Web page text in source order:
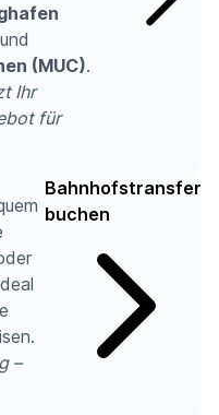
und
(MUC).
Ihr
für
–
Bahnhofstransfer
buchen